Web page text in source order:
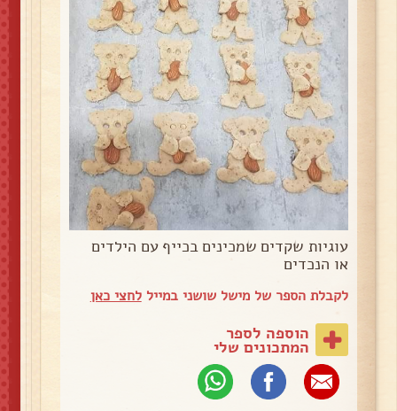
עוגיות שקדים שמכינים בכייף עם הילדים
או הנכדים
לקבלת הספר של מישל שושני במייללחצי כאן
הוספה לספר
המתכונים שלי